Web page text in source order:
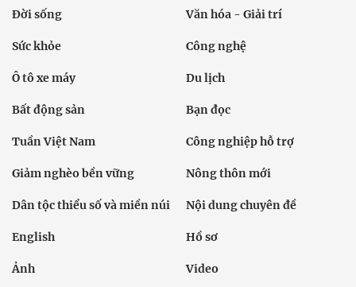
Đời sống Văn hóa - Giải trí
Sức khỏe Công nghệ
Ô tô xe máy Du lịch
Bất động sản Bạn đọc
Tuần Việt Nam Công nghiệp hỗ trợ
Giảm nghèo bền vững Nông thôn mới
Dân tộc thiểu số và miền núi Nội dung chuyên đề
English Hồ sơ
Ảnh Video